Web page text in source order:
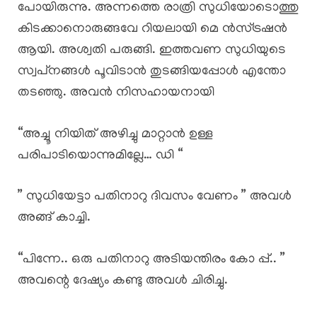
പോയിരുന്നു. അന്നത്തെ രാത്രി സുധിയോടൊത്തു
കിടക്കാനൊരുങ്ങവേ റിയലായി മെ ൻസ്ട്രഷൻ
ആയി. അശ്വതി പരുങ്ങി. ഇത്തവണ സുധിയുടെ
സ്വപ്‌നങ്ങൾ പൂവിടാൻ തുടങ്ങിയപ്പോൾ എന്തോ
തടഞ്ഞു. അവൻ നിസഹായനായി
“അച്ചൂ നിയിത് അഴിച്ചു മാറ്റാൻ ഉള്ള
പരിപാടിയൊന്നുമില്ലേ… ഡി “
” സുധിയേട്ടാ പതിനാറു ദിവസം വേണം ” അവൾ
അങ്ങ് കാച്ചി.
“പിന്നേ.. ഒരു പതിനാറു അടിയന്തിരം കോ പ്പ്.. ”
അവന്റെ ദേഷ്യം കണ്ടു അവൾ ചിരിച്ചു.